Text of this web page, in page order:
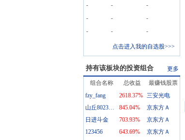
-
-
-
-
-
-
-
- -
点击进入我的自选股>>>
持有该板块的投资组合 更多
组合名称 总收益
最赚钱股票
fzy_fang
2618.37% 三安光电
山丘80234_1
845.04%
京东方Ａ
日进斗金
703.93%
京东方Ａ
123456
643.69%
京东方Ａ